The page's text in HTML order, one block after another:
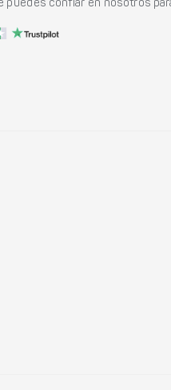
confiar en nosotros